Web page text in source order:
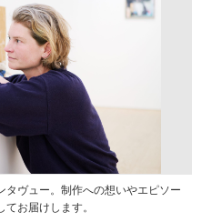
ヴュー。制作への想いやエピソー
お届けします。